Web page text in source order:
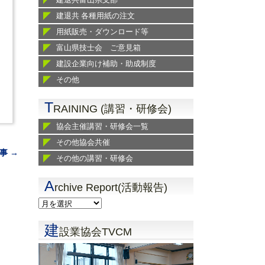
→
建退共 各種用紙の注文
用紙販売・ダウンロード等
富山県技士会 ご意見箱
建設企業向け補助・助成制度
その他
TRAINING (講習・研修会)
協会主催講習・研修会一覧
その他協会共催
その他の講習・研修会
Archive Report(活動報告)
建設業協会TVCM